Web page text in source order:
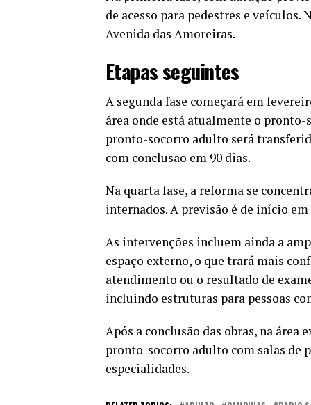
de acesso para pedestres e
Avenida das Amoreiras.
Etapas seguintes
A segunda fase começará em
área onde está atualmente o
pronto-socorro adulto será
com conclusão em 90 dias.
Na quarta fase, a reforma se
internados. A previsão é de início
As intervenções incluem ainda a
espaço externo, o que trará mais
atendimento ou o resultado de
incluindo estruturas para pessoas
Após a conclusão das obras, na área
pronto-socorro adulto com salas de
especialidades.